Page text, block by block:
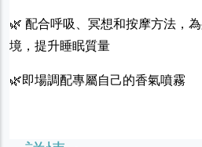
🌿 配合呼吸、冥想和按摩方法，
境，提升睡眠質量
🌿即場調配專屬自己的香氣噴霧